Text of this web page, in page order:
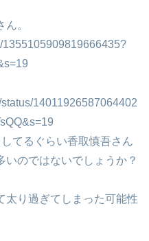
。
1355105909819666435?
14011926587064402
てるぐらい香取慎吾さん
いのではないでしょうか？
太り過ぎてしまった可能性